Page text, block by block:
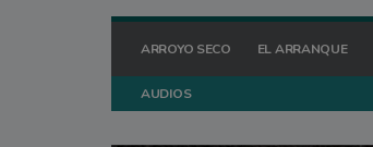
ARROYO SECO EL ARRANQUE
AUDIOS